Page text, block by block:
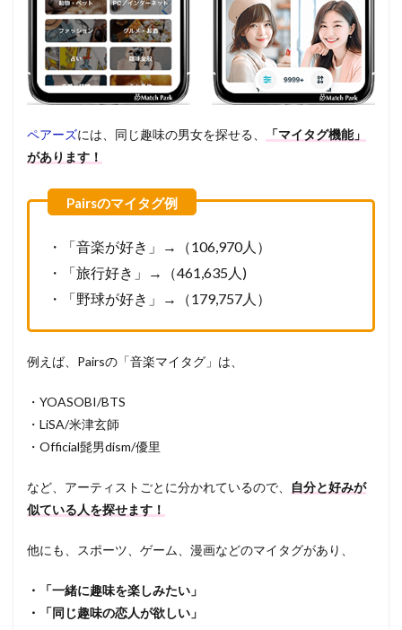
ペアーズには、同じ趣味の男女を探せる、
「マイタグ機能」
があります！
・「音楽が好き」→（106,970人）
・「旅行好き」→（461,635人)
・「野球が好き」→（179,757人）
例えば、Pairsの「音楽マイタグ」は、
・YOASOBI/BTS
・LiSA/米津玄師
・Official髭男dism/優里
など、アーティストごとに分かれているので、
自分と好みが
似ている人を探せます！
他にも、スポーツ、ゲーム、漫画などのマイタグがあり、
・「一緒に趣味を楽しみたい」
・「同じ趣味の恋人が欲しい」